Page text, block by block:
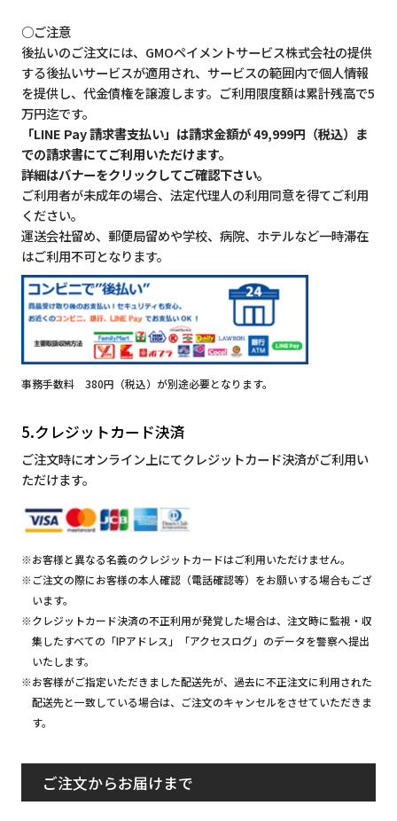
○ご注意
後払いのご注文には、GMOペイメントサービス株式会社の提供
する後払いサービスが適用され、サービスの範囲内で個人情報
を提供し、代金債権を譲渡します。ご利用限度額は累計残高で5
万円迄です。
「LINE Pay 請求書支払い」は請求金額が 49,999円（税込）ま
での請求書にてご利用いただけます。
詳細はバナーをクリックしてご確認下さい。
ご利用者が未成年の場合、法定代理人の利用同意を得てご利用
ください。
運送会社留め、郵便局留めや学校、病院、ホテルなど一時滞在
はご利用不可となります。
事務手数料 380円（税込）が別途必要となります。
5.クレジットカード決済
ご注文時にオンライン上にてクレジットカード決済がご利用い
ただけます。
※お客様と異なる名義のクレジットカードはご利用いただけません。
※ご注文の際にお客様の本人確認（電話確認等）をお願いする場合もござ
います。
※クレジットカード決済の不正利用が発覚した場合は、注文時に監視・収
集したすべての「IPアドレス」「アクセスログ」のデータを警察へ提出
いたします。
※お客様がご指定いただきました配送先が、過去に不正注文に利用された
配送先と一致している場合は、ご注文のキャンセルをさせていただきま
す。
ご注文からお届けまで